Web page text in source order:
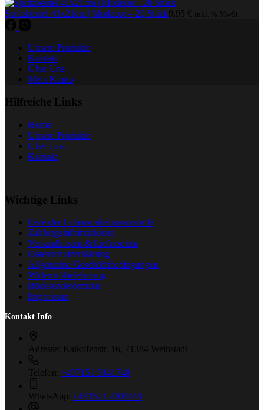
Spritzbeutel 41x21cm | Modecor – 20 Stück9,95 € inkl. % MwSt.
Unsere Produkte
Kontakt
Über Uns
Mein Konto
Hilfreiche Links
Home
Unsere Produkte
Über Uns
Kontakt
Wichtige Links
Liste der Lebensmittelzusatzstoffe
Zahlungsinformationen
Versandkosten & Lieferzeiten
Datenschutzerklärung
Allgemeine Geschäftsbedingungen
Widerrufsbeleherung
Rücksendeformular
Impressum
Kontakt Info
Adresse: Kalkofenstr. 16, 71384 Weinstadt
Telefon: +497151 9841740
WhatsApp: +491573 2208444